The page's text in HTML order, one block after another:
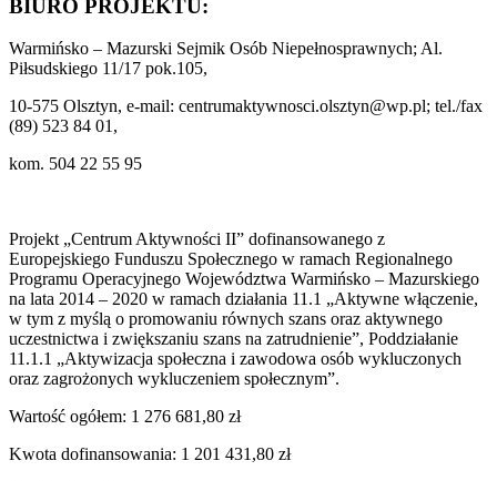
BIURO PROJEKTU:
Warmińsko – Mazurski Sejmik Osób Niepełnosprawnych; Al.
Piłsudskiego 11/17 pok.105,
10-575 Olsztyn, e-mail: centrumaktywnosci.olsztyn@wp.pl; tel./fax
(89) 523 84 01,
kom. 504 22 55 95
Projekt „Centrum Aktywności II” dofinansowanego z
Europejskiego Funduszu Społecznego w ramach Regionalnego
Programu Operacyjnego Województwa Warmińsko – Mazurskiego
na lata 2014 – 2020 w ramach działania 11.1 „Aktywne włączenie,
w tym z myślą o promowaniu równych szans oraz aktywnego
uczestnictwa i zwiększaniu szans na zatrudnienie”, Poddziałanie
11.1.1 „Aktywizacja społeczna i zawodowa osób wykluczonych
oraz zagrożonych wykluczeniem społecznym”.
Wartość ogółem: 1 276 681,80 zł
Kwota dofinansowania: 1 201 431,80 zł